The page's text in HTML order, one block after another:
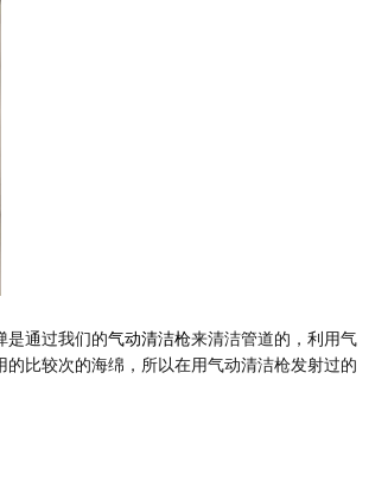
是通过我们的气动清洁枪来清洁管道的，利用气
比较次的海绵，所以在用气动清洁枪发射过的